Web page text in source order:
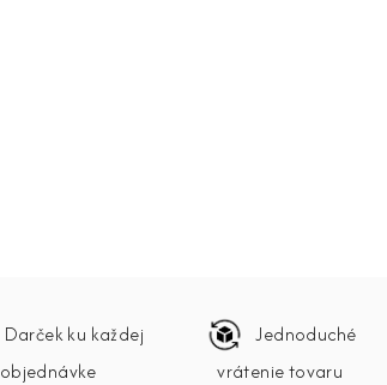
Darček ku každej
objednávke
Jednoduché
vrátenie tovaru